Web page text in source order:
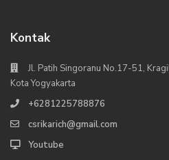
Kontak
Jl. Patih Singoranu No.17-51,
Kota Yogyakarta
+6281225788876
csrikarich@gmail.com
Youtube